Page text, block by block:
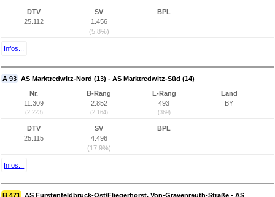
DTV
25.112
SV
1.456
(5,8%)
BPL
Infos...
A 93 AS Marktredwitz-Nord (13) - AS Marktredwitz-Süd (14)
Nr.
11.309
(2.223)
B-Rang
2.852
(2.164)
L-Rang
493
(369)
Land
BY
DTV
25.115
SV
4.496
(17,9%)
BPL
Infos...
B 471 AS Fürstenfeldbruck-Ost/Fliegerhorst, Von-Gravenreuth-Straße - AS